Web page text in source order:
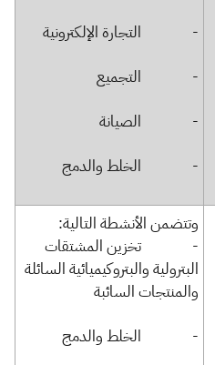
- التجارة الإلكترونية
- التجميع
- الصيانة
- الخلط والدمج​
​وتتضمن الأنشطة التالية:
- تخزين المشتقات
البترولية والبتروكيميائية السائلة
والمنتجات السائبة
- الخلط والدمج​